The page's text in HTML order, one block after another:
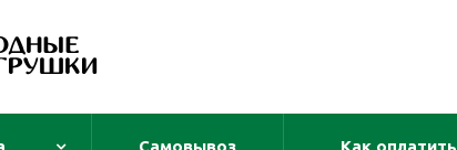
Самовывоз Как оплатить